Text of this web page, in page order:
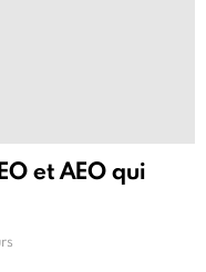
et AEO qui